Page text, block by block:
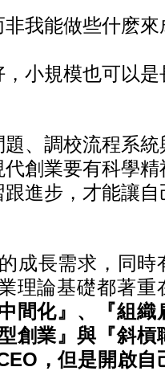
我能做些什麽來
小規模也可以是
、調校流程系統
創業要有科學精
進步，才能讓自
成長需求，同時
理論基礎都著重
間化』、『組織
創業』與『斜槓
，但是開啟